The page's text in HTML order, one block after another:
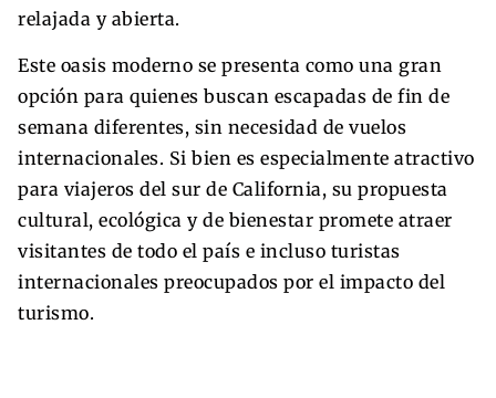
relajada y abierta.
Este oasis moderno se presenta como una gran
opción para quienes buscan escapadas de fin de
semana diferentes, sin necesidad de vuelos
internacionales. Si bien es especialmente atractivo
para viajeros del sur de California, su propuesta
cultural, ecológica y de bienestar promete atraer
visitantes de todo el país e incluso turistas
internacionales preocupados por el impacto del
turismo.